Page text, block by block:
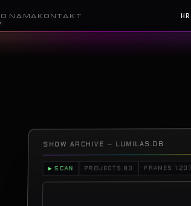
HR
O NAMA KONTAKT
SHOW ARCHIVE — LUMILAS.DB
▶ SCAN PROJECTS 80 FRAMES 1.207